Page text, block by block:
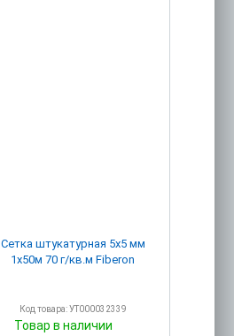
Сетка штукатурная 5х5 мм
1х50м 70 г/кв.м Fiberon
Код товара: УТ000032339
Товар в наличии